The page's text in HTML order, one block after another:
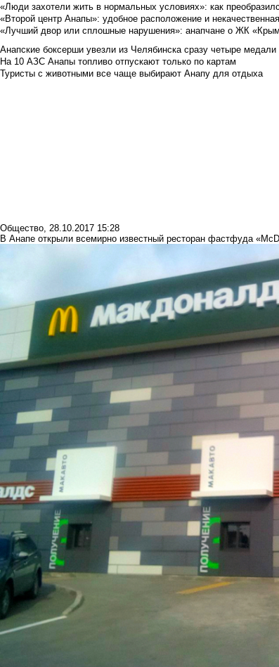
«Люди захотели жить в нормальных условиях»: как
«Второй центр Анапы»: удобное расположение и
«Лучший двор или сплошные нарушения»: анапчане о ЖК
Анапские боксерши увезли из Челябинска сразу четыре медали
На 10 АЗС Анапы топливо отпускают только по картам
Туристы с животными все чаще выбирают Анапу для отдыха
Общество, 28.10.2017 15:28
В Анапе открыли всемирно известный ресторан фастфуда